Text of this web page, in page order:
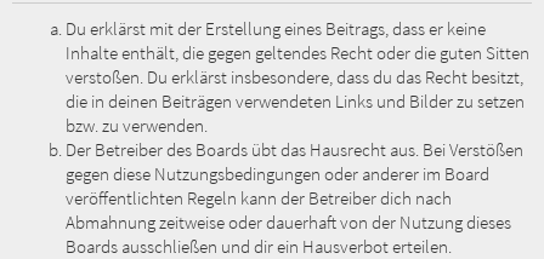
Du erklärst mit der Erstellung eines Beitrags, dass er keine
Inhalte enthält, die gegen geltendes Recht oder die guten Sitten
verstoßen. Du erklärst insbesondere, dass du das Recht besitzt,
die in deinen Beiträgen verwendeten Links und Bilder zu setzen
bzw. zu verwenden.
Der Betreiber des Boards übt das Hausrecht aus. Bei Verstößen
gegen diese Nutzungsbedingungen oder anderer im Board
veröffentlichten Regeln kann der Betreiber dich nach
Abmahnung zeitweise oder dauerhaft von der Nutzung dieses
Boards ausschließen und dir ein Hausverbot erteilen.